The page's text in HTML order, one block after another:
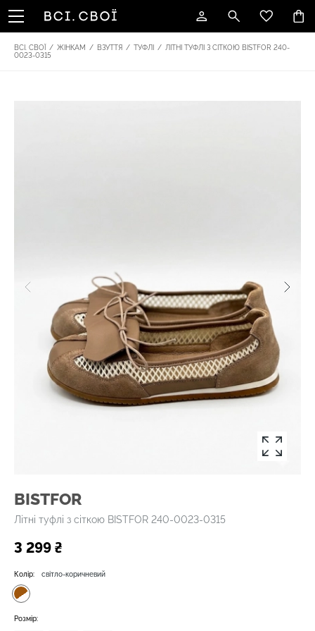
ВСІ. СВОЇ / ЖІНКАМ / ВЗУТТЯ / ТУФЛІ / ЛІТНІ ТУФЛІ З СІТКОЮ BISTFOR 240-
0023-0315
BISTFOR
Літні туфлі з сіткою BISTFOR 240-0023-0315
3 299 ₴
Колір: світло-коричневий
Розмір: